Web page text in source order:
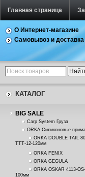
Главная страница
О Интернет-магазине
Самовывоз и доставка
КАТАЛОГ
BIG SALE
Carp System Груза
ORKA Силиконовые
ORKA DOUBLE TAIL
TTT-12-120мм
ORKA FENIX
ORKA GEGULA
ORKA OSKAR 4113-